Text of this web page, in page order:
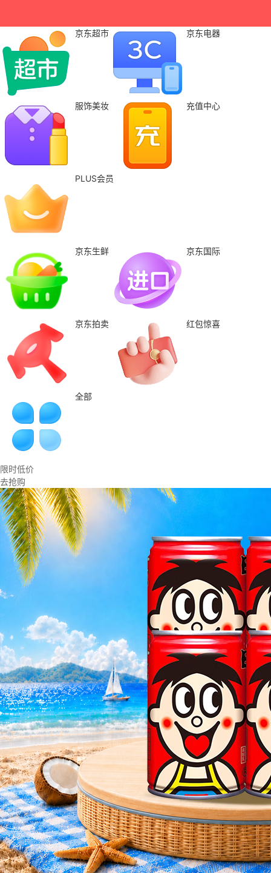
京东超市 京东电器
服饰美妆 充值中心
PLUS会员
京东生鲜 京东国际
京东拍卖 红包惊喜
全部
限时低价
去抢购